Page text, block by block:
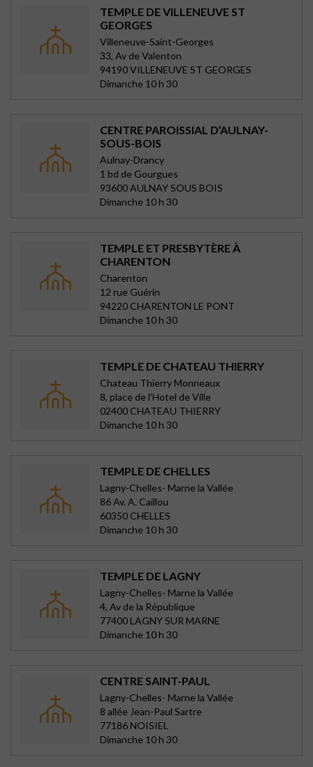
TEMPLE DE VILLENEUVE ST
GEORGES
Villeneuve-Saint-Georges
33, Av de Valenton
94190 VILLENEUVE ST GEORGES
Dimanche 10 h 30
CENTRE PAROISSIAL D’AULNAY-
SOUS-BOIS
Aulnay-Drancy
1 bd de Gourgues
93600 AULNAY SOUS BOIS
Dimanche 10 h 30
TEMPLE ET PRESBYTÈRE À
CHARENTON
Charenton
12 rue Guérin
94220 CHARENTON LE PONT
Dimanche 10 h 30
TEMPLE DE CHATEAU THIERRY
Chateau Thierry Monneaux
8, place de l'Hotel de Ville
02400 CHATEAU THIERRY
Dimanche 10 h 30
TEMPLE DE CHELLES
Lagny-Chelles- Marne la Vallée
86 Av. A. Caillou
60350 CHELLES
Dimanche 10 h 30
TEMPLE DE LAGNY
Lagny-Chelles- Marne la Vallée
4, Av de la République
77400 LAGNY SUR MARNE
Dimanche 10 h 30
CENTRE SAINT-PAUL
Lagny-Chelles- Marne la Vallée
8 allée Jean-Paul Sartre
77186 NOISIEL
Dimanche 10 h 30